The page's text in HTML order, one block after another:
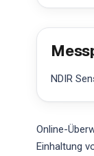
NDIR
Online-
Einhaltung